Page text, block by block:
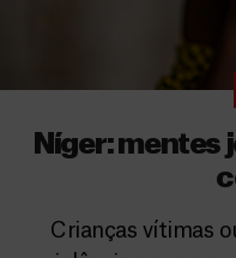
Níger: mentes
Crianças vítimas